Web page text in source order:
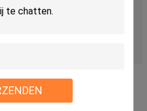
97133-2E200 P87901F200A
Puntnaam: Cabinefilter
2E210 Grootte Norm Materiaal